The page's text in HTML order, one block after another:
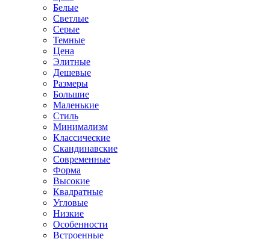
Белые
Светлые
Серые
Темные
Цена
Элитные
Дешевые
Размеры
Большие
Маленькие
Стиль
Минимализм
Классические
Скандинавские
Современные
Форма
Высокие
Квадратные
Угловые
Низкие
Особенности
Встроенные